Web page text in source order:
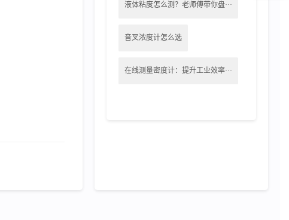
液体粘度怎么测？老师傅带你盘···
音叉浓度计怎么选
在线测量密度计：提升工业效率···